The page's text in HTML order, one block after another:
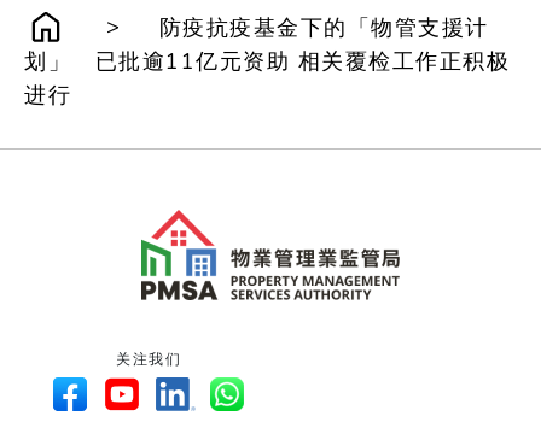
>
防疫抗疫基金下的「物管支援计
划」 已批逾11亿元资助 相关覆检工作正积极
进行
关注我们